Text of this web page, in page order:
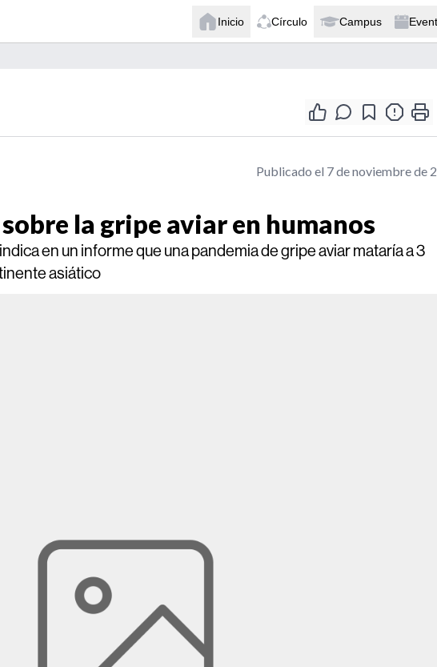
Inicio Círculo Campus
Publicado el 7 de noviembre de
la gripe aviar en humanos
en un informe que una pandemia de gripe aviar mataría a 3
asiático